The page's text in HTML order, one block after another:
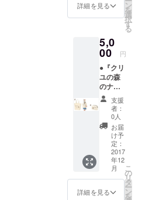
------- 各
商品の
トップ
ページ
でご確
認くだ
さい。
頂けま
帳 A７
手のひ
らサイ
ズ
（W7.4
×H10.5
cm）
100ペー
ジ -------
-----------
-----------
-----------
-----------
- 各商品
の大き
な画像
プペー
10oz
イメー
ジで絵
柄の大
きさや
位置は
多少異
なる場
合があ
りま
す。 ③
缶バッ
ジ3個
セット
※トップ
ページ
に掲載
のL･M･
（W30×
H20×D
10cm）
コット
ン生地
③Lサイ
ズトー
トバッ
ク
（W48×
H40×D
15ｃ
ｍ）
12oz
コット
ン生地
※写真は
イメー
ジで絵
柄の大
詳細を見る ン
を
選
択
す
る
5,0
00 円
●『クリ
ユの森
のナル
ビィ』
グッズ
【I】
セット
①手書
きお礼
状 ②L
サイズ
トート
バック
（W48×
支援
者：
0人
お届
け予
定：
2017
年12
月
詳細を見る
こ
の
リ
タ
ー
ン
を